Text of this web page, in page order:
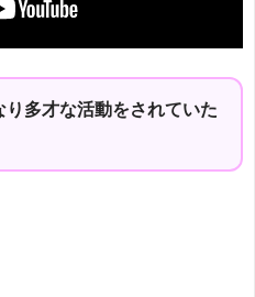
り多才な活動をされていた